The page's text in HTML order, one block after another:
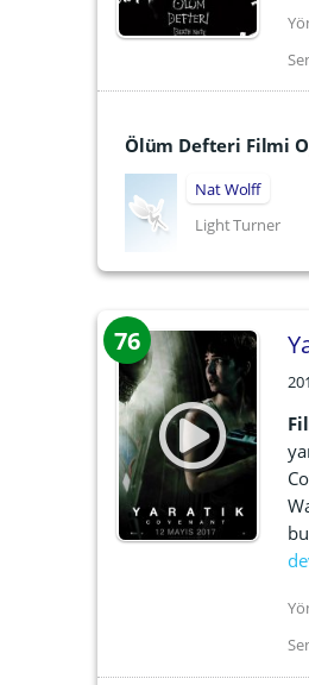
Ölüm Defteri Filmi
Nat Wolff
Light Turner
76